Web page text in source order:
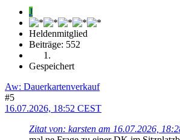
J
Heldenmitglied
Beiträge: 552
Gespeichert
Aw: Dauerkartenverkauf
#5
16.07.2026, 18:52 CEST
Zitat von: karsten am 16.07.2026,